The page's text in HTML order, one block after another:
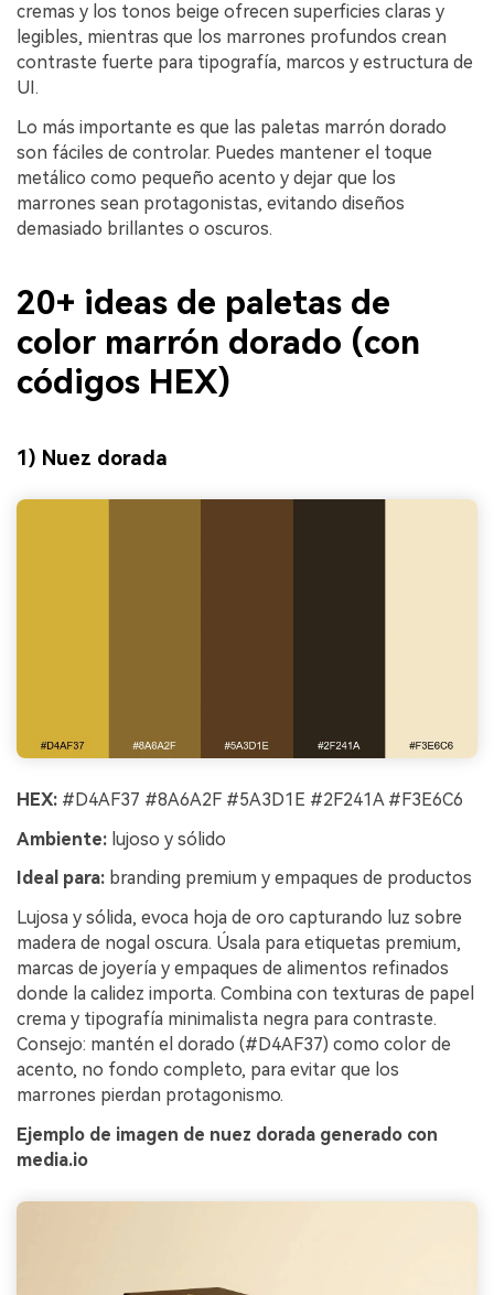
cremas y los tonos beige ofrecen superficies claras y
legibles, mientras que los marrones profundos crean
contraste fuerte para tipografía, marcos y estructura de
UI.
Lo más importante es que las paletas marrón dorado
son fáciles de controlar. Puedes mantener el toque
metálico como pequeño acento y dejar que los
marrones sean protagonistas, evitando diseños
demasiado brillantes o oscuros.
20+ ideas de paletas de
color marrón dorado (con
códigos HEX)
1) Nuez dorada
HEX: #D4AF37 #8A6A2F #5A3D1E #2F241A #F3E6C6
Ambiente: lujoso y sólido
Ideal para: branding premium y empaques de productos
Lujosa y sólida, evoca hoja de oro capturando luz sobre
madera de nogal oscura. Úsala para etiquetas premium,
marcas de joyería y empaques de alimentos refinados
donde la calidez importa. Combina con texturas de papel
crema y tipografía minimalista negra para contraste.
Consejo: mantén el dorado (#D4AF37) como color de
acento, no fondo completo, para evitar que los
marrones pierdan protagonismo.
Ejemplo de imagen de nuez dorada generado con
media.io